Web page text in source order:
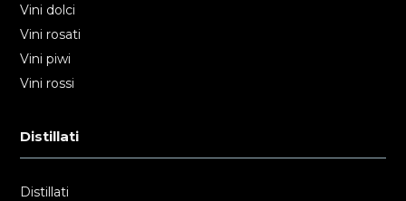
Vini dolci
Vini rosati
Vini piwi
Vini rossi
Distillati
Distillati